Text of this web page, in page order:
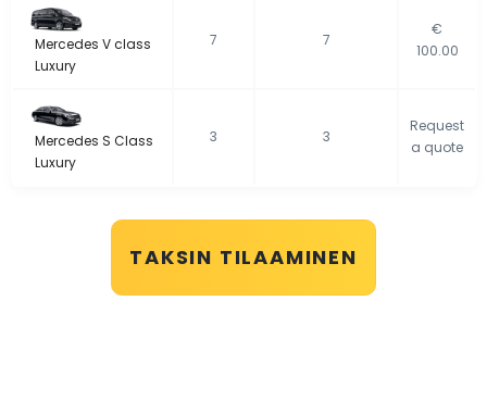
Mercedes V class
Luxury
7 7
€
100.00
Mercedes S Class
Luxury
3 3
Request
a quote
TAKSIN TILAAMINEN